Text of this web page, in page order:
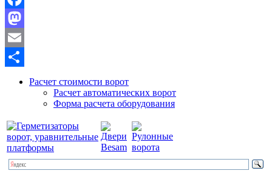
Facebook
Mastodon
Email
Отправить
Расчет стоимости ворот
Расчет автоматических ворот
Форма расчета оборудования